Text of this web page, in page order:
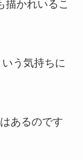
描かれいるこ
いう気持ちに
あるのです